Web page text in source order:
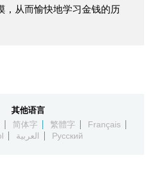
，从而愉快地学习金钱的历
其他语言
简体字 繁體字
Français
العربية Русский